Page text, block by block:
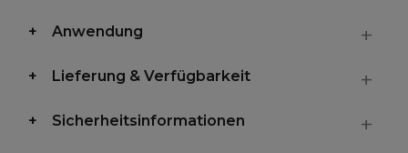
Anwendung
Lieferung & Verfügbarkeit
Sicherheitsinformationen